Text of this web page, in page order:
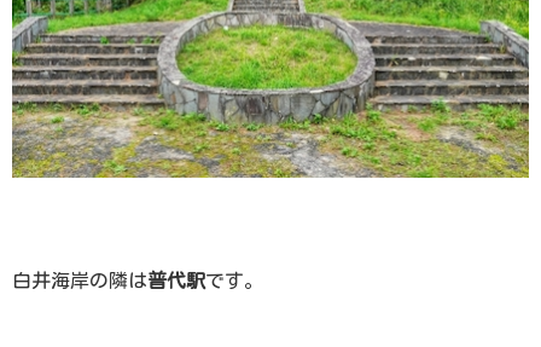
白井海岸の隣は普代駅です。